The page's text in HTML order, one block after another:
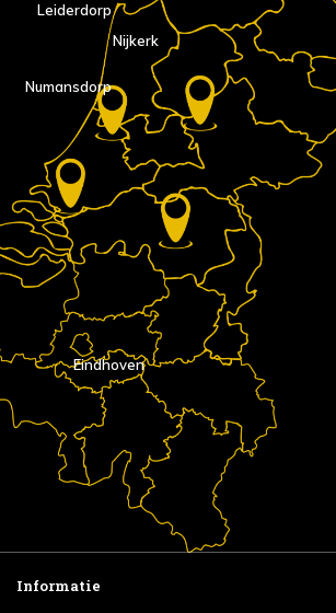
Eindhoven
Nijkerk
Numansdorp
Leiderdorp
Informatie